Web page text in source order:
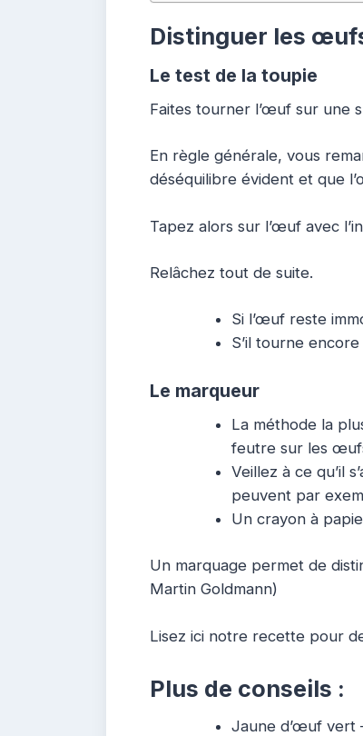
Distinguer les
Le test de la toupie
Faites tourner l’œuf sur une
En règle générale, vous
déséquilibre évident et que
Tapez alors sur l’œuf avec
Relâchez tout de suite.
Si l’œuf reste
S’il tourne
Le marqueur
La méthode la
feutre sur les
Veillez à ce qu’il
peuvent par
Un crayon à
Un marquage permet de
Martin Goldmann)
Lisez ici notre recette pour
Plus de conseils :
Jaune d’œuf vert